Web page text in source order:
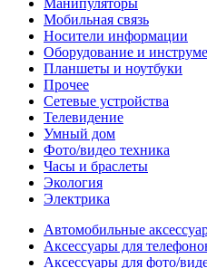
Манипуляторы
Мобильная связь
Носители информации
Оборудование и
Планшеты и ноутбуки
Прочее
Сетевые устройства
Телевидение
Умный дом
Фото/видео техника
Часы и браслеты
Экология
Электрика
Автомобильные
Аксессуары для
Аксессуары для фото/